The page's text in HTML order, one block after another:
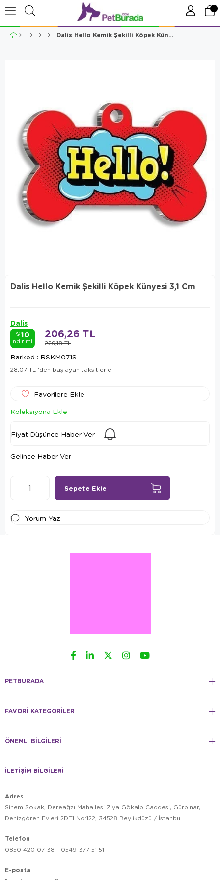
Dalis Hello Kemik Şekilli Köpek Künyesi 3,1 Cm
Dalis Hello Kemik Şekilli Köpek Künyesi 3,1 Cm
Dalis
%10
indirimli 229,18 TL
206,26 TL
Barkod : RSKM071S
28,07 TL 'den başlayan taksitlerle
Favorilere Ekle
Koleksiyona Ekle
Fiyat Düşünce Haber Ver
Gelince Haber Ver
Yorum Yaz
PETBURADA
FAVORİ KATEGORİLER
ÖNEMLİ BİLGİLERİ
İLETİŞİM BİLGİLERİ
Adres
Sinem Sokak, Dereağzı Mahallesi Ziya Gökalp Caddesi, Gürpınar,
Denizgören Evleri 2DE1 No:122, 34528 Beylikdüzü / İstanbul
Telefon
0850 420 07 38 - 0549 377 51 51
E-posta